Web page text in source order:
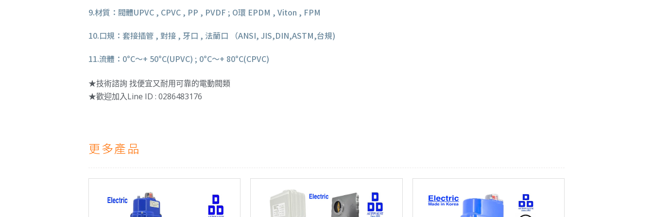
9.材質：閥體UPVC , CPVC , PP , PVDF ; O環 EPDM , Viton , FPM
10.口規：套接插管 , 對接 , 牙口 , 法蘭口 （ANSI, JIS,DIN,ASTM,台規)
11.流體：0°C〜+ 50°C(UPVC) ; 0°C〜+ 80°C(CPVC)
★技術諮詢 找便宜又耐用可靠的電動閥類
★歡迎加入Line ID : 0286483176
更多產品